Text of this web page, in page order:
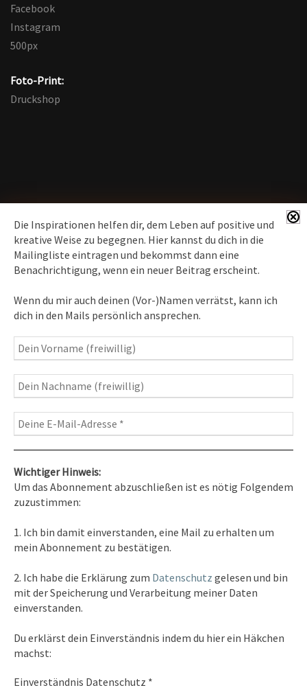
Die Inspirationen helfen dir, dem Leben auf positive und
kreative Weise zu begegnen. Hier kannst du dich in die
Mailingliste eintragen und bekommst dann eine
Benachrichtigung, wenn ein neuer Beitrag erscheint.
Wenn du mir auch deinen (Vor-)Namen verrätst, kann ich
dich in den Mails persönlich ansprechen.
Wichtiger Hinweis:
Um das Abonnement abzuschließen ist es nötig Folgendem
zuzustimmen:
1. Ich bin damit einverstanden, eine Mail zu erhalten um
mein Abonnement zu bestätigen.
2. Ich habe die Erklärung zum Datenschutz gelesen und bin
mit der Speicherung und Verarbeitung meiner Daten
einverstanden.
Du erklärst dein Einverständnis indem du hier ein Häkchen
machst:
Einverständnis Datenschutz *
Facebook
Instagram
500px
Foto-Print:
Druckshop
News erhalten
Inspirationen
– Bewusstseins-Impulse, Meditation &
Heilung, Texte & Botschaften
Fotografie– Fotoblog, Kalender, Workshops
Kontakt
Tel. 0351/2681691
E-Mail: info [at ] spirit-on-earth.com
Heilpraxis
Heilpraxis Hirschburger